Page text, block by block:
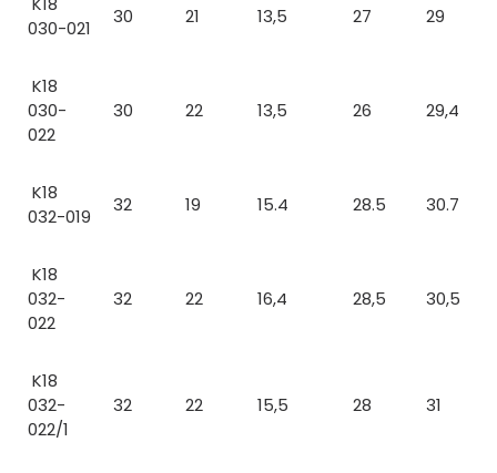
030-021
30 21 13,5 27 29
K18
030-
022
30 22 13,5 26 29,4
K18
032-019
32 19 15.4 28.5 30.7
K18
032-
022
32 22 16,4 28,5 30,5
K18
032-
022/1
32 22 15,5 28 31